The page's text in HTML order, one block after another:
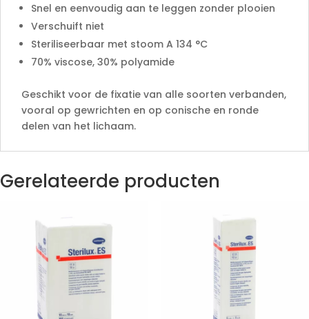
Snel en eenvoudig aan te leggen zonder plooien
Verschuift niet
Steriliseerbaar met stoom A 134 °C
70% viscose, 30% polyamide
Geschikt voor de fixatie van alle soorten verbanden,
vooral op gewrichten en op conische en ronde
delen van het lichaam.
Gerelateerde producten